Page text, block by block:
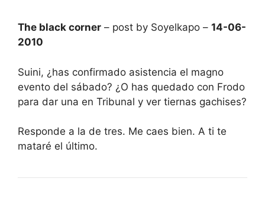
The black corner – post by Soyelkapo – 14-06-
2010
Suini, ¿has confirmado asistencia el magno
evento del sábado? ¿O has quedado con Frodo
para dar una en Tribunal y ver tiernas gachises?
Responde a la de tres. Me caes bien. A ti te
mataré el último.